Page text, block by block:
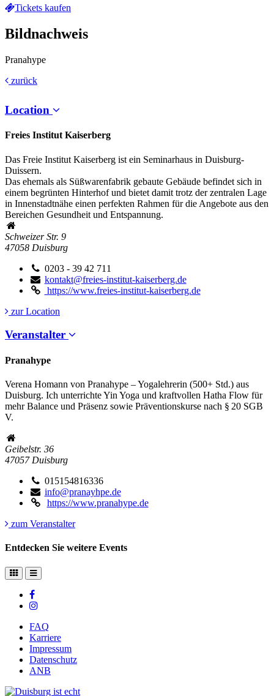
Tickets kaufen
Bildnachweis
Pranahype
zurück
Location
Freies Institut Kaiserberg
Das Freie Institut Kaiserberg ist ein Seminarhaus in Duisburg-
Duissern.
Das ehemals als Süßwarenfabrik gebaute Gebäude befindet sich in
einem begrünten Hinterhof und bietet damit trotz der zentralen Lage
in Innenstadtnähe einen perfekten Rahmen für die Angebote aus den
Bereichen Gesundheit und Entspannung.
Schweizer Str. 9
47058 Duisburg
0203 - 39 42 711
kontakt@freies-institut-kaiserberg.de
https://www.freies-institut-kaiserberg.de
zur Location
Veranstalter
Pranahype
Verena Homann von Pranahype – Yogalehrerin (500+ Std.) aus
Duisburg. Ich unterrichte Yin Yoga und kraftvollen Hatha Flow für
mehr Balance und Präsenz sowie Präventionskurse nach § 20 SGB
V.
Geibelstr. 36
47057 Duisburg
015154816336
info@pranayhpe.de
https://www.pranahype.de
zum Veranstalter
Entdecken Sie weitere Events
FAQ
Karriere
Impressum
Datenschutz
ANB